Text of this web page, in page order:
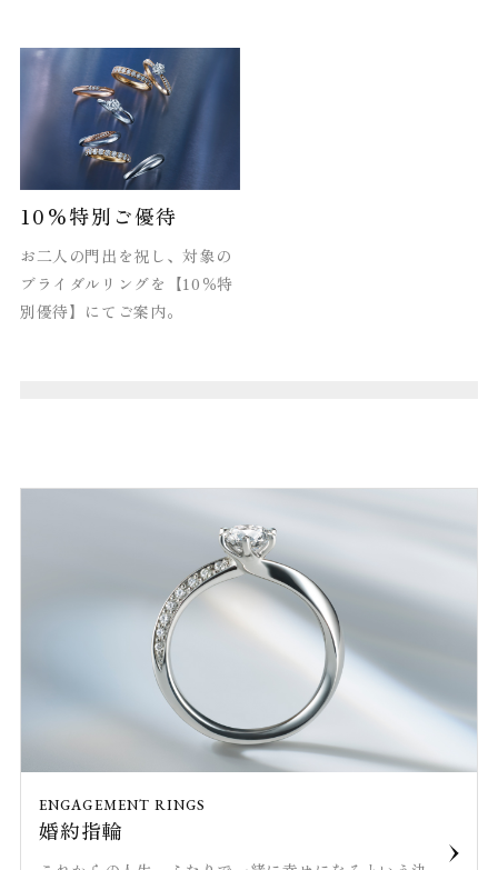
10%特別ご優待
お二人の門出を祝し、対象の
ブライダルリングを【10％特
別優待】にてご案内。
ENGAGEMENT RINGS
婚約指輪